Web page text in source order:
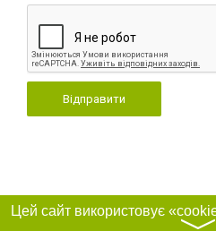
Відправити
〉